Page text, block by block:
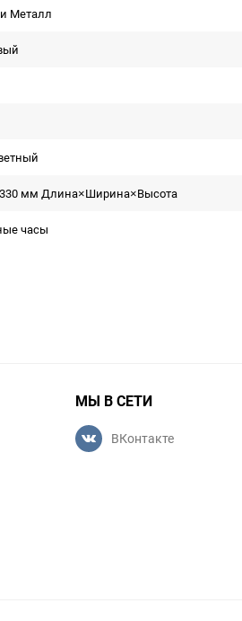
Металл
мм Длина×Ширина×Высота
часы
МЫ В СЕТИ
ВКонтакте